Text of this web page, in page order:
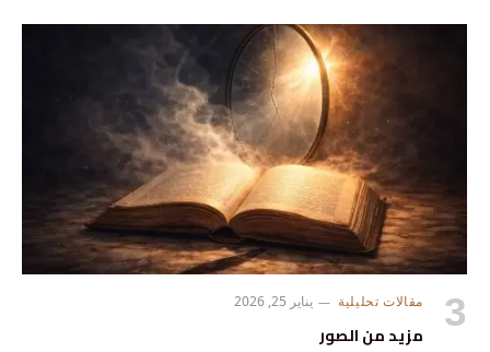
مقالات تحليلية يناير 25, 2026
مزيد من الصور